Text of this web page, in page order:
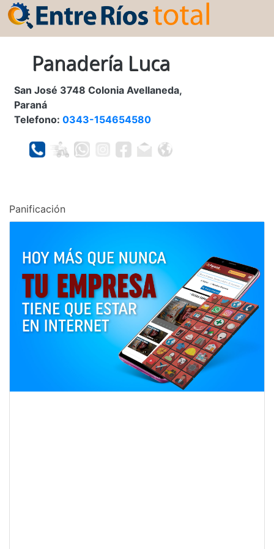
Panadería Luca
San José 3748 Colonia Avellaneda,
Paraná
Telefono: 0343-154654580
Panificación